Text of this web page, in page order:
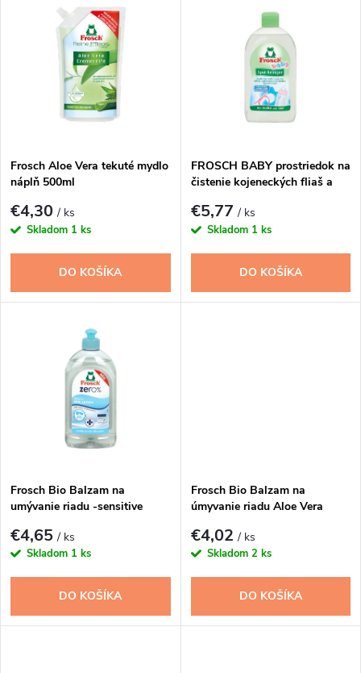
e
p
r
o
o
v
Najpredávanejšie
s
p
r
o
v
Frosch Aloe Vera tekuté mydlo
náplň 500ml
€4,30/ ks
Skladom 1 ks
DO KOŠÍKA
FROSCH BABY prostriedok na
čistenie kojeneckých fliaš a
€5,77/ ks
Skladom 1 ks
DO KOŠÍKA
Frosch Bio Balzam na
umývanie riadu -sensitive
€4,65/ ks
Skladom 1 ks
DO KOŠÍKA
Frosch Bio Balzam na
úmyvanie riadu Aloe Vera
€4,02/ ks
Skladom 2 ks
DO KOŠÍKA